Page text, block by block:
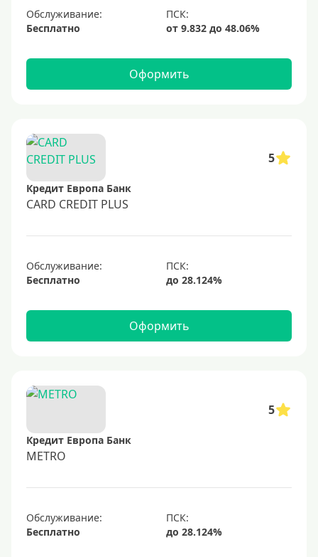
Обслуживание:
Бесплатно
Оформить
5
Кредит Европа Банк
CARD CREDIT PLUS
Обслуживание:
Бесплатно
Оформить
5
Кредит Европа Банк
METRO
Обслуживание:
Бесплатно